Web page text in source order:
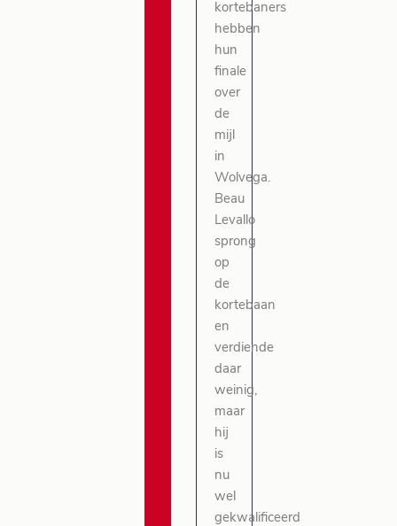
kortebaners
hebben
hun
finale
over
de
mijl
in
Wolvega.
Beau
Levallo
sprong
op
de
kortebaan
en
verdiende
daar
weinig,
maar
hij
is
nu
wel
gekwalificeerd